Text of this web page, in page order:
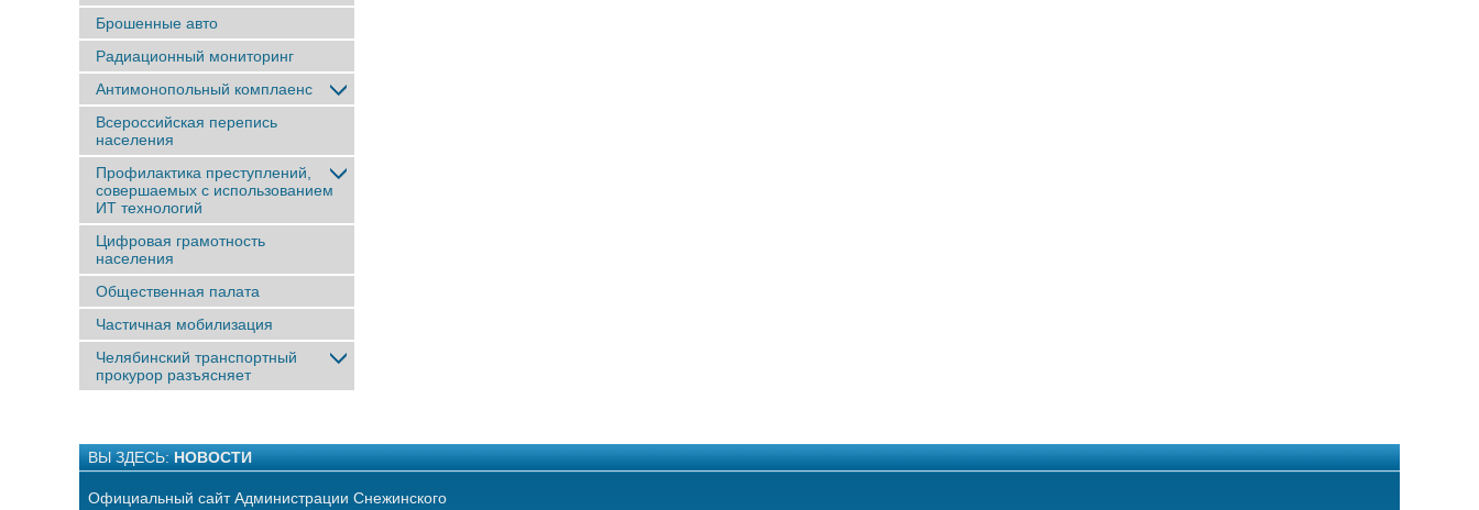
Брошенные авто
Радиационный мониторинг
Антимонопольный комплаенс
Всероссийская перепись
населения
Профилактика преступлений,
совершаемых с использованием
ИТ технологий
Цифровая грамотность
населения
Общественная палата
Частичная мобилизация
Челябинский транспортный
прокурор разъясняет
ВЫ ЗДЕСЬ: НОВОСТИ
Официальный сайт Администрации Снежинского